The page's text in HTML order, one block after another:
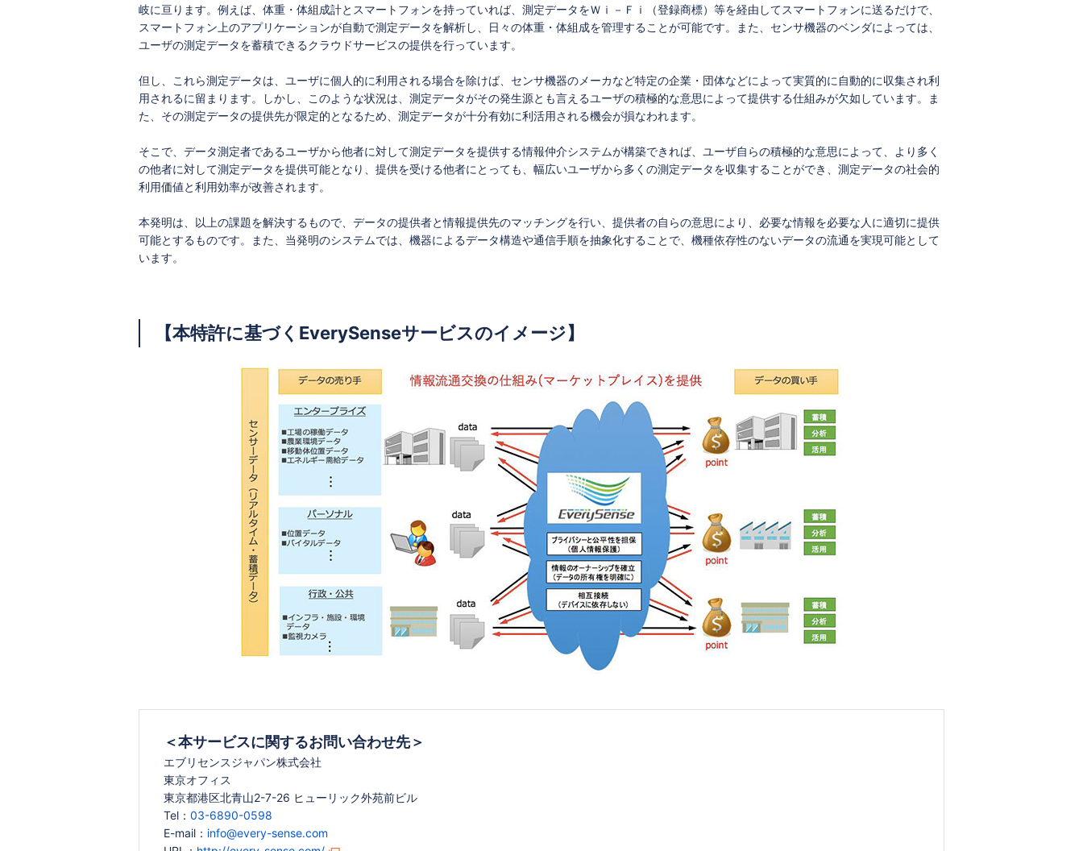
岐に亘ります。例えば、体重・体組成計とスマートフォンを持っていれば、測定データをＷｉ－Ｆｉ（登録商標）等を経由してスマートフォンに送るだけで、
スマートフォン上のアプリケーションが自動で測定データを解析し、日々の体重・体組成を管理することが可能です。また、センサ機器のベンダによっては、
ユーザの測定データを蓄積できるクラウドサービスの提供を行っています。
但し、これら測定データは、ユーザに個人的に利用される場合を除けば、センサ機器のメーカなど特定の企業・団体などによって実質的に自動的に収集され利
用されるに留まります。しかし、このような状況は、測定データがその発生源とも言えるユーザの積極的な意思によって提供する仕組みが欠如しています。ま
た、その測定データの提供先が限定的となるため、測定データが十分有効に利活用される機会が損なわれます。
そこで、データ測定者であるユーザから他者に対して測定データを提供する情報仲介システムが構築できれば、ユーザ自らの積極的な意思によって、より多く
の他者に対して測定データを提供可能となり、提供を受ける他者にとっても、幅広いユーザから多くの測定データを収集することができ、測定データの社会的
利用価値と利用効率が改善されます。
本発明は、以上の課題を解決するもので、データの提供者と情報提供先のマッチングを行い、提供者の自らの意思により、必要な情報を必要な人に適切に提供
可能とするものです。また、当発明のシステムでは、機器によるデータ構造や通信手順を抽象化することで、機種依存性のないデータの流通を実現可能として
います。
【本特許に基づくEverySenseサービスのイメージ】
＜本サービスに関するお問い合わせ先＞
エブリセンスジャパン株式会社
東京オフィス
東京都港区北青山2-7-26 ヒューリック外苑前ビル
Tel： 03-6890-0598
E-mail： info@every-sense.com